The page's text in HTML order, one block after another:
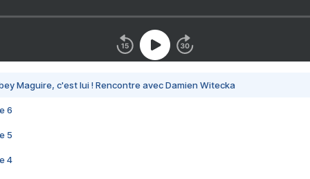
Maguire, c'est lui ! Rencontre avec Damien Witecka
6
5
4